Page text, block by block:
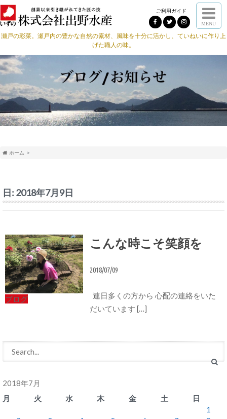
ご利用ガイド
MENU
瀬戸の彩菜。瀬戸内の豊かな自然の素材、風味を十分に活かし、ていねいに作り上
げた職人の味。
ホーム
日: 2018年7月9日
ブログ
こんな時こそ笑顔を
2018/07/09
連日多くの方から 心配の連絡をいた
だいています […]
2018年7月
月
火 水 木 金 土
日
1